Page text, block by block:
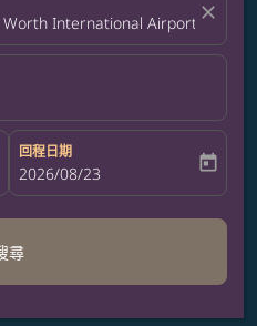
Worth International Airport close
label
回程日期
fc-booking-return-date-aria-label
2026/08/23 today
尋